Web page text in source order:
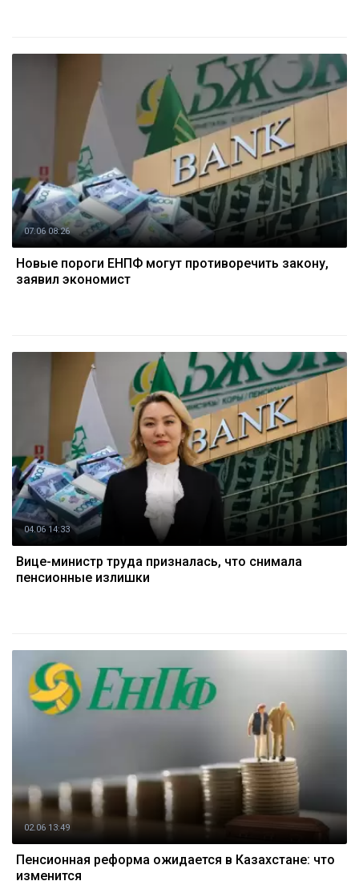
07.06 08:26
Новые пороги ЕНПФ могут противоречить закону,
заявил экономист
04.06 14:33
Вице-министр труда призналась, что снимала
пенсионные излишки
02.06 13:49
Пенсионная реформа ожидается в Казахстане: что
изменится